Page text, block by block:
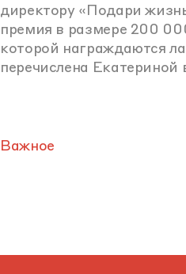
директору «Подари
премия в размере 200
которой награждаются
перечислена Екатериной
Важное